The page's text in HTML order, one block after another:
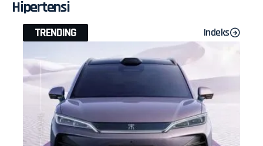
Hipertensi
TRENDING Indeks